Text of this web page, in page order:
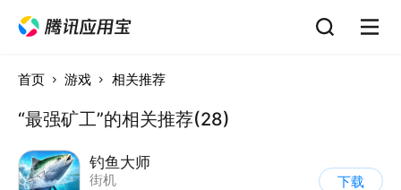
首页 游戏 相关推荐
“最强矿工”的相关推荐(28)
钓鱼大师
街机
下载